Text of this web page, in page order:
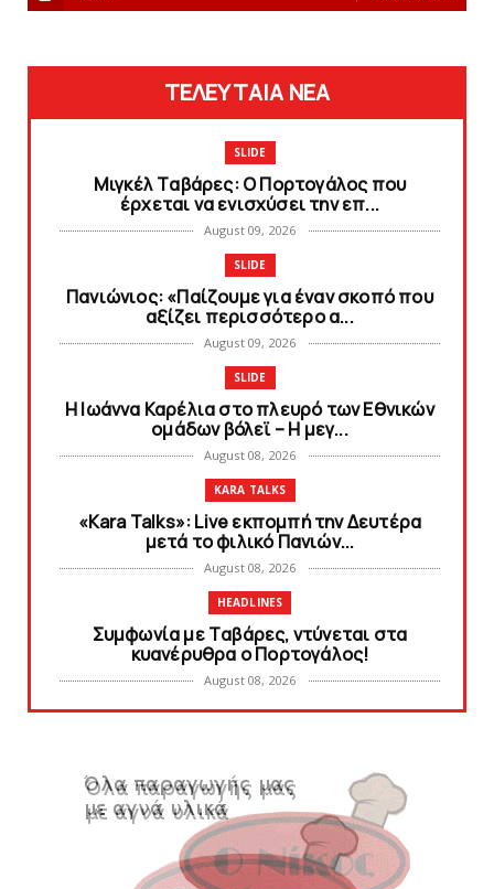
ΤΕΛΕΥΤΑΙΑ ΝΕΑ
SLIDE
Mιγκέλ Tαβάρες: O Πορτογάλος που
έρχεται να ενισχύσει την επ...
August 09, 2026
SLIDE
Πανιώνιoς: «Παίζουμε για έναν σκοπό που
αξίζει περισσότερο α...
August 09, 2026
SLIDE
Η Ιωάννα Καρέλια στο πλευρό των Εθνικών
ομάδων βόλεϊ – H μεγ...
August 08, 2026
KARA TALKS
«Kara Talks»: Live εκπομπή την Δευτέρα
μετά το φιλικό Πανιών...
August 08, 2026
HEADLINES
Συμφωνία με Tαβάρες, ντύνεται στα
κυανέρυθρα ο Πορτογάλος!
August 08, 2026
SLIDE
August 08, 2026
SUPERLEAGUE2
SL2: Η μέρα και ο τόπος της κλήρωσης του
πρωταθλήματος